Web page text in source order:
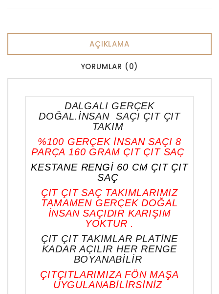
AÇIKLAMA
YORUMLAR (0)
DALGALI GERÇEK
DOĞAL.İNSAN SAÇI ÇIT ÇIT
TAKIM
%100 GERÇEK İNSAN SAÇI 8
PARÇA 160 GRAM ÇIT ÇIT SAÇ
KESTANE RENGİ 60 CM ÇIT ÇIT
SAÇ
ÇIT ÇIT SAÇ TAKIMLARIMIZ
TAMAMEN GERÇEK DOĞAL
İNSAN SAÇIDIR KARIŞIM
YOKTUR .
ÇIT ÇIT TAKIMLAR PLATİNE
KADAR AÇILIR HER RENGE
BOYANABİLİR
ÇITÇITLARIMIZA FÖN MAŞA
UYGULANABİLİRSİNİZ